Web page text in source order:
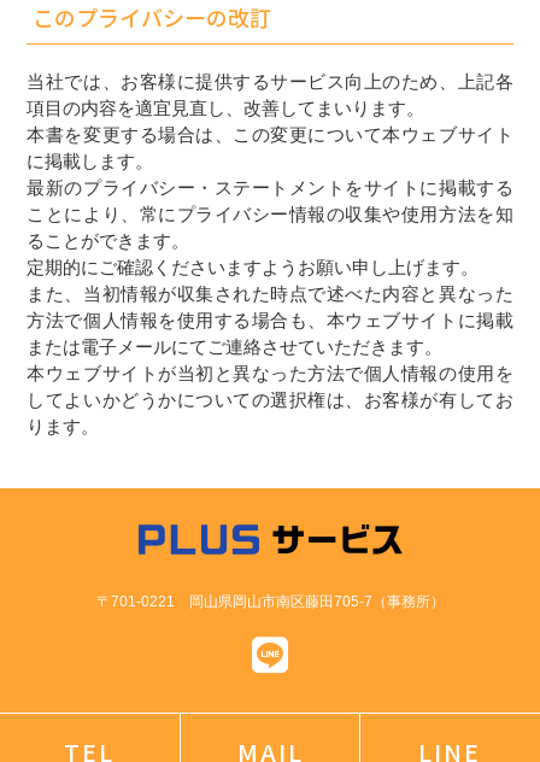
このプライバシーの改訂
当社では、お客様に提供するサービス向上のため、上記各
項目の内容を適宜見直し、改善してまいります。
本書を変更する場合は、この変更について本ウェブサイト
に掲載します。
最新のプライバシー・ステートメントをサイトに掲載する
ことにより、常にプライバシー情報の収集や使用方法を知
ることができます。
定期的にご確認くださいますようお願い申し上げます。
また、当初情報が収集された時点で述べた内容と異なった
方法で個人情報を使用する場合も、本ウェブサイトに掲載
または電子メールにてご連絡させていただきます。
本ウェブサイトが当初と異なった方法で個人情報の使用を
してよいかどうかについての選択権は、お客様が有してお
ります。
TEL MAIL LINE
〒701-0221 岡山県岡山市南区藤田705-7（事務所）